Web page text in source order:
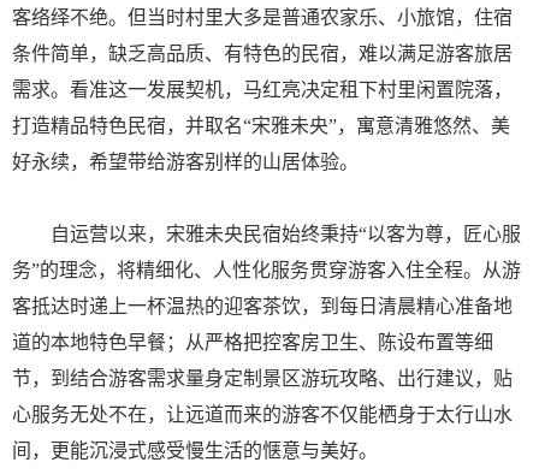
客络绎不绝。但当时村里大多是普通农家乐、小旅馆，住宿
条件简单，缺乏高品质、有特色的民宿，难以满足游客旅居
需求。看准这一发展契机，马红亮决定租下村里闲置院落，
打造精品特色民宿，并取名“宋雅未央”，寓意清雅悠然、美
好永续，希望带给游客别样的山居体验。
自运营以来，宋雅未央民宿始终秉持“以客为尊，匠心服
务”的理念，将精细化、人性化服务贯穿游客入住全程。从游
客抵达时递上一杯温热的迎客茶饮，到每日清晨精心准备地
道的本地特色早餐；从严格把控客房卫生、陈设布置等细
节，到结合游客需求量身定制景区游玩攻略、出行建议，贴
心服务无处不在，让远道而来的游客不仅能栖身于太行山水
间，更能沉浸式感受慢生活的惬意与美好。